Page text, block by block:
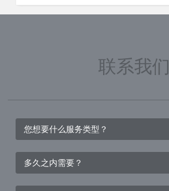
联系我们